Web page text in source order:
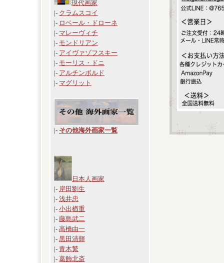
現代画家
|- クラムスコイ
|- ロベール・ドローネ
|- マレーヴィチ
|- モンドリアン
|- アイヴァゾフスキー
|- モーリス・ドニ
|- アルチンボルド
|- マグリット
|- その他海外画家一覧
日本人画家
|- 岸田劉生
|- 浅井忠
|- 小出楢重
|- 藤島武二
|- 高橋由一
|- 黒田清輝
|- 青木繁
|- 葛飾北斎